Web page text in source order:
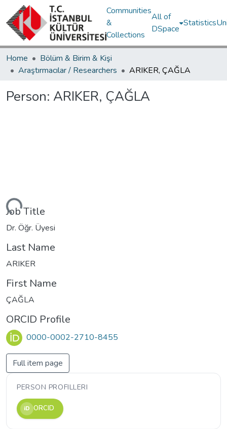
Communities
&
Collections
All of
DSpace
Statistics
Home
Bölüm & Birim & Kişi
Araştırmacılar / Researchers
ARIKER, ÇAĞLA
Person: ARIKER, ÇAĞLA
Loading...
Job Title
Dr. Öğr. Üyesi
Last Name
ARIKER
First Name
ÇAĞLA
ORCID Profile
0000-0002-2710-8455
Full item page
PERSON PROFILLERI
iD ORCID